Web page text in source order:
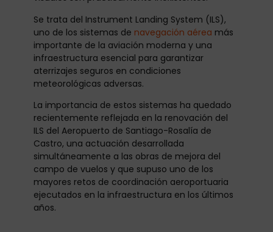
Se trata del Instrument Landing System (ILS),
uno de los sistemas de navegación aérea más
importante de la aviación moderna y una
infraestructura esencial para garantizar
aterrizajes seguros en condiciones
meteorológicas adversas.
La importancia de estos sistemas ha quedado
recientemente reflejada en la renovación del
ILS del Aeropuerto de Santiago-Rosalía de
Castro, una actuación desarrollada
simultáneamente a las obras de mejora del
campo de vuelos y que supuso uno de los
mayores retos de coordinación aeroportuaria
ejecutados en la infraestructura en los últimos
años.